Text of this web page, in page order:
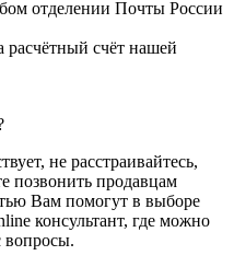
отделении Почты России
счёт нашей
не расстраивайтесь,
позвонить продавцам
Вам помогут в выборе
консультант, где можно
вопросы.